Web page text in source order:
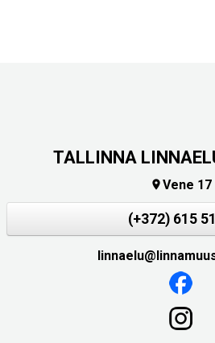
TALLINNA
Vene 17
(+372) 615